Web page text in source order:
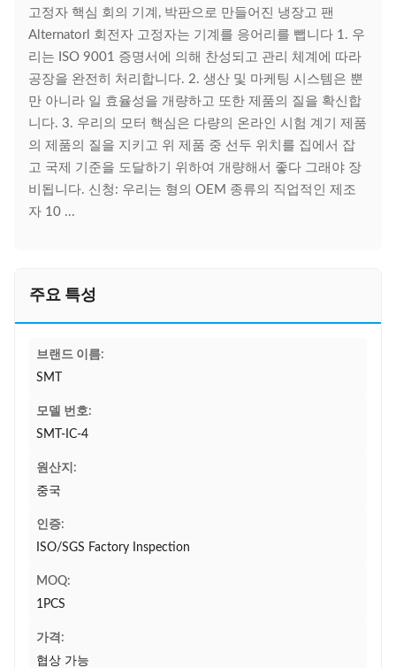
고정자 핵심 회의 기계, 박판으로 만들어진 냉장고 팬
Alternatorl 회전자 고정자는 기계를 응어리를 뺍니다 1. 우
리는 ISO 9001 증명서에 의해 찬성되고 관리 체계에 따라
공장을 완전히 처리합니다. 2. 생산 및 마케팅 시스템은 뿐
만 아니라 일 효율성을 개량하고 또한 제품의 질을 확신합
니다. 3. 우리의 모터 핵심은 다량의 온라인 시험 계기 제품
의 제품의 질을 지키고 위 제품 중 선두 위치를 집에서 잡
고 국제 기준을 도달하기 위하여 개량해서 좋다 그래야 장
비됩니다. 신청: 우리는 형의 OEM 종류의 직업적인 제조
자 10 ...
주요 특성
브랜드 이름:
SMT
모델 번호:
SMT-IC-4
원산지:
중국
인증:
ISO/SGS Factory Inspection
MOQ:
1PCS
가격:
협상 가능